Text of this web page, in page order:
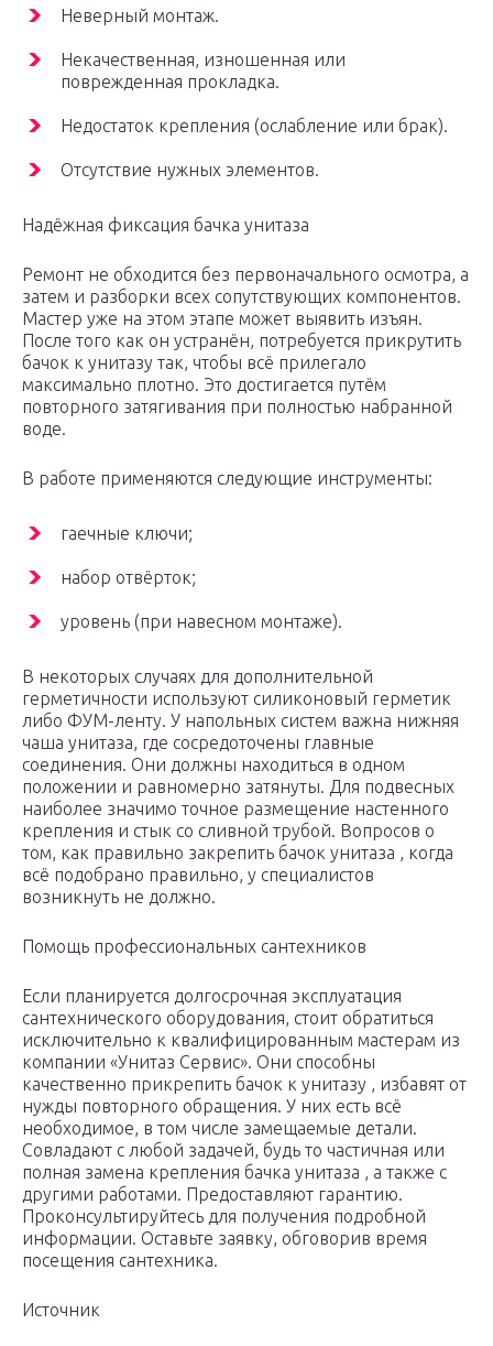
Неверный монтаж.
Некачественная, изношенная или
поврежденная прокладка.
Недостаток крепления (ослабление или брак).
Отсутствие нужных элементов.
Надёжная фиксация бачка унитаза
Ремонт не обходится без первоначального осмотра, а
затем и разборки всех сопутствующих компонентов.
Мастер уже на этом этапе может выявить изъян.
После того как он устранён, потребуется прикрутить
бачок к унитазу так, чтобы всё прилегало
максимально плотно. Это достигается путём
повторного затягивания при полностью набранной
воде.
В работе применяются следующие инструменты:
гаечные ключи;
набор отвёрток;
уровень (при навесном монтаже).
В некоторых случаях для дополнительной
герметичности используют силиконовый герметик
либо ФУМ-ленту. У напольных систем важна нижняя
чаша унитаза, где сосредоточены главные
соединения. Они должны находиться в одном
положении и равномерно затянуты. Для подвесных
наиболее значимо точное размещение настенного
крепления и стык со сливной трубой. Вопросов о
том, как правильно закрепить бачок унитаза , когда
всё подобрано правильно, у специалистов
возникнуть не должно.
Помощь профессиональных сантехников
Если планируется долгосрочная эксплуатация
сантехнического оборудования, стоит обратиться
исключительно к квалифицированным мастерам из
компании «Унитаз Сервис». Они способны
качественно прикрепить бачок к унитазу , избавят от
нужды повторного обращения. У них есть всё
необходимое, в том числе замещаемые детали.
Совладают с любой задачей, будь то частичная или
полная замена крепления бачка унитаза , а также с
другими работами. Предоставляют гарантию.
Проконсультируйтесь для получения подробной
информации. Оставьте заявку, обговорив время
посещения сантехника.
Источник